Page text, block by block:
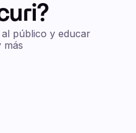
público y educar
más